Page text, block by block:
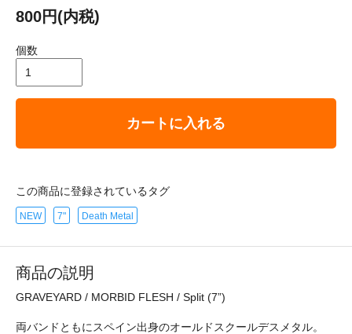
800円(内税)
個数
カートに入れる
この商品に登録されているタグ
NEW 7" Death Metal
商品の説明
GRAVEYARD / MORBID FLESH / Split (7”)
両バンドともにスペイン出身のオールドスクールデスメタル。